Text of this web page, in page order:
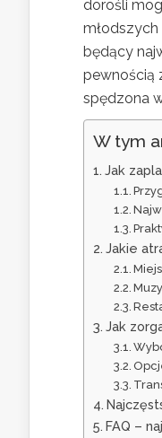
dorośli
młodszych
będący
pewnością
spędzona
W tym
Jak
Jakie
Jak
FAQ –